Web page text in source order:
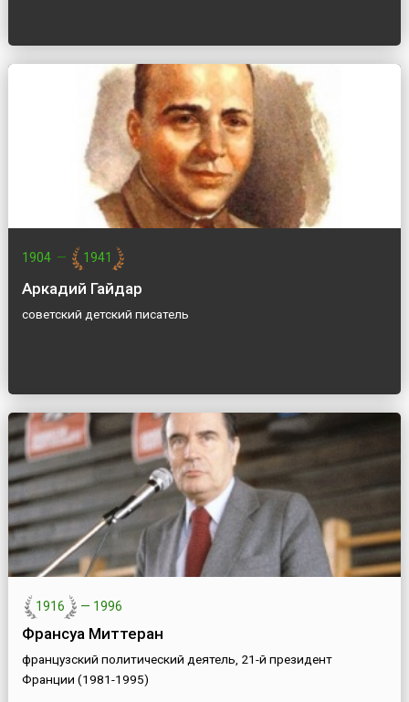
1904 — 1941
Аркадий Гайдар
советский детский писатель
1916 — 1996
Франсуа Миттеран
французский политический деятель, 21-й президент
Франции (1981-1995)